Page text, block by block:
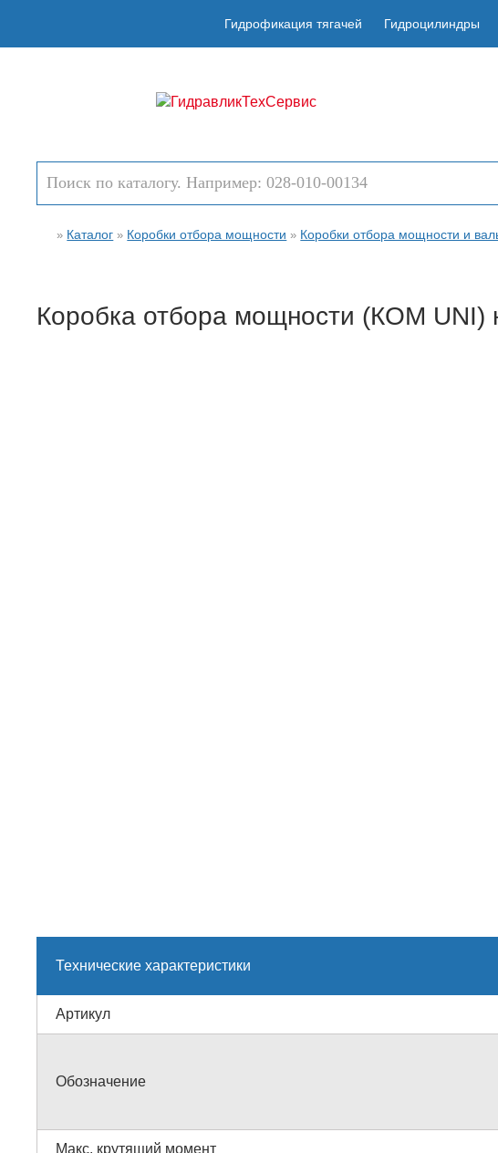
Гидрофикация тягачей Гидроцилиндры
» Каталог » Коробки отбора мощности » Коробки отбора мощности и
Коробка отбора мощности (КОМ UNI)
Технические характеристики
Артикул
Обозначение
Макс. крутящий момент